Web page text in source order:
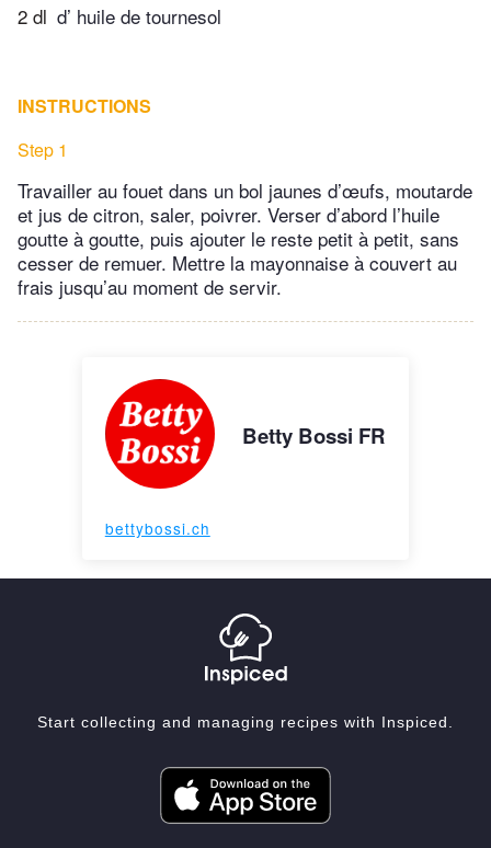
2 dl d’ huile de tournesol
INSTRUCTIONS
Step 1
Travailler au fouet dans un bol jaunes d’œufs, moutarde
et jus de citron, saler, poivrer. Verser d’abord l’huile
goutte à goutte, puis ajouter le reste petit à petit, sans
cesser de remuer. Mettre la mayonnaise à couvert au
frais jusqu’au moment de servir.
Betty Bossi FR
bettybossi.ch
Start collecting and managing recipes with Inspiced.